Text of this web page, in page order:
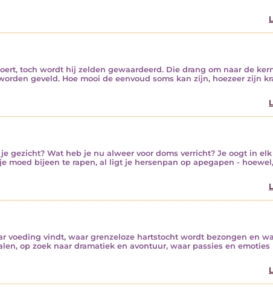
toch wordt hij zelden gewaardeerd. Die drang om naar de
geveld. Hoe mooi de eenvoud soms kan zijn, hoezeer zijn
gezicht? Wat heb je nu alweer voor doms verricht? Je oogt in
bijeen te rapen, al ligt je hersenpan op apegapen -
voeding vindt, waar grenzeloze hartstocht wordt bezongen en
op zoek naar dramatiek en avontuur, waar passies en emoties